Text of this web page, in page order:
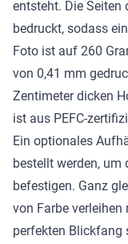
entsteht. Die Seiten
bedruckt, sodass
Foto ist auf 260
von 0,41 mm
Zentimeter dicken
ist aus PEFC-
Ein optionales
bestellt werden, um
befestigen. Ganz
von Farbe
perfekten Blickfang